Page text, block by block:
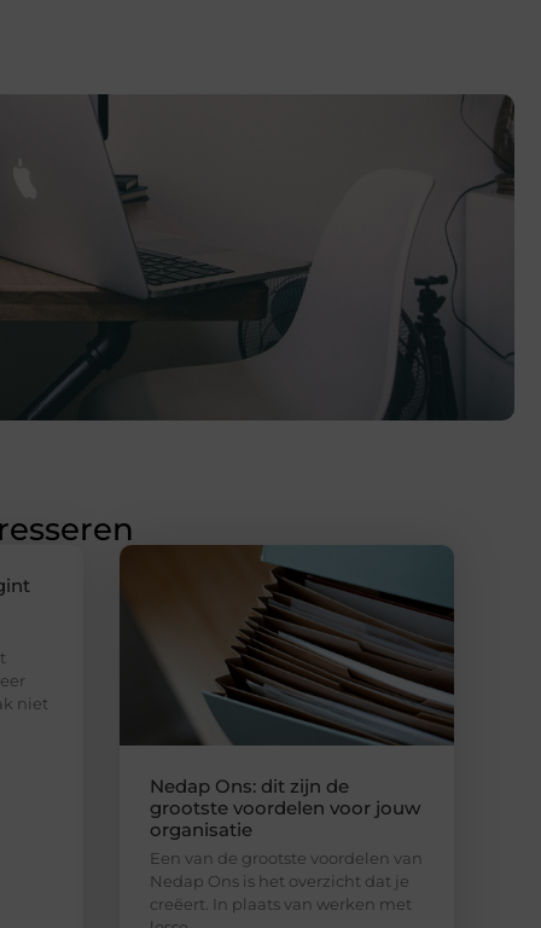
niet
Nedap Ons: dit zijn de
grootste voordelen voor jouw
organisatie
Een van de grootste voordelen van
Nedap Ons is het overzicht dat je
creëert. In plaats van werken met